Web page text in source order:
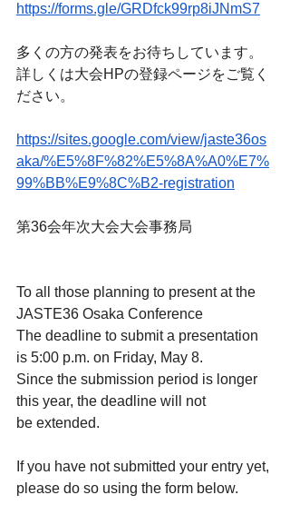
https://forms.gle/GRDfck99rp8iJNmS7
多くの方の発表をお待ちしています。
詳しくは大会HPの登録ページをご覧く
ださい。
https://sites.google.com/view/jaste36os
aka/%E5%8F%82%E5%8A%A0%E7%
99%BB%E9%8C%B2-registration
第36会年次大会大会事務局
To all those planning to present at the
JASTE36 Osaka Conference
The deadline to submit a presentation
is 5:00 p.m. on Friday, May 8.
Since the submission period is longer
this year, the deadline will not
be extended.
If you have not submitted your entry yet,
please do so using the form below.